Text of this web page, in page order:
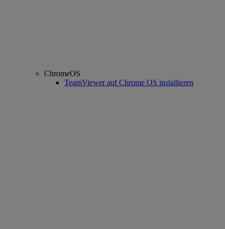
ChromeOS
TeamViewer auf Chrome OS installieren